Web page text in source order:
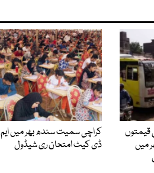
قیمتوں
میں
کراچی سمیت سندھ بھر میں ایم
ڈی کیٹ امتحان ری شیڈول